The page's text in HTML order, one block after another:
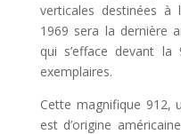
verticales destinées à
1969 sera la dernière
qui s’efface devant
exemplaires.
Cette magnifique 912,
est d’origine